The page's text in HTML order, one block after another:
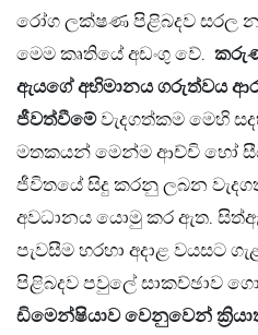
රෝග ලක්ෂණ පිළිබදව සරල
මෙම කෘතියේ අඩංගු වේ.
ඇයගේ අභිමානය ගරුත්වය
ජීවත්වීමේවැදගත්කම මෙහි
මතකයන් මෙන්ම ආච්චි හෝ
ජීවිතයේ සිදු කරනු ලබන
අවධානය යොමු කර ඇත.
පැවසීම හරහා අදාළ වයසට
පිළිබදව පවුලේ සාකච්ඡාව
ඩිමෙන්ෂියාව වෙනුවෙන්